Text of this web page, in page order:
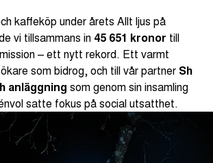
kaffeköp under årets Allt ljus på
vi tillsammans in 45 651 kronor till
– ett nytt rekord. Ett varmt
som bidrog, och till vår partner Sh
anläggning som genom sin insamling
satte fokus på social utsatthet.